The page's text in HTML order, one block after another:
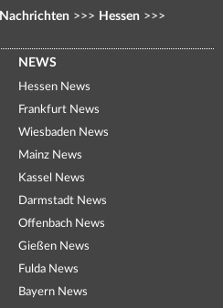
Nachrichten >>> Hessen >>>
NEWS
Hessen News
Frankfurt News
Wiesbaden News
Mainz News
Kassel News
Darmstadt News
Offenbach News
Gießen News
Fulda News
Bayern News